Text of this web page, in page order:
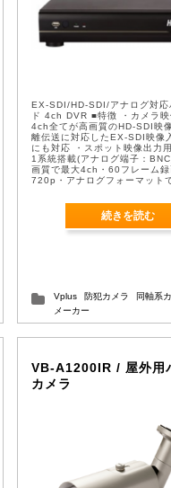
EX-SDI/HD-SDI/アナログ対応
ド 4ch DVR ■特徴 ・カメラ映
4ch全てが高画質のHD-SDI映
離伝送に対応したEX-SDI映像
にも対応 ・スポット映像出力
1系統搭載(アナログ端子：
画質で最大4ch・60フレーム録
720p・アナログフォーマット
続きを読む
Vplus 防犯カメラ 同軸系
メーカー
VB-A1200IR / 屋外用
カメラ